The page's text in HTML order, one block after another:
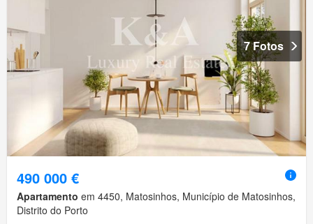
7 Fotos
490 000 €
Apartamento em 4450, Matosinhos, Município de Matosinhos,
Distrito do Porto